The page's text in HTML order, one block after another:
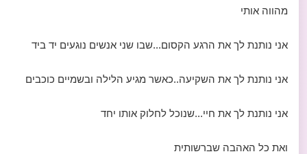
מהווה אותי
אני נותנת לך את הרגע הקסום...שבו שני אנשים נוגעים יד ביד
אני נותנת לך את השקיעה..כאשר מגיע הלילה ובשמיים כוכבים
אני נותנת לך את חיי...שנוכל לחלוק אותו יחד
ואת כל האהבה שברשותית